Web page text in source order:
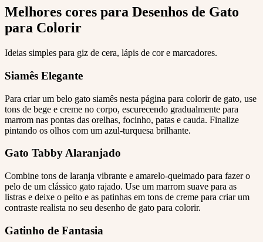
Melhores cores para Desenhos de Gato
para Colorir
Ideias simples para giz de cera, lápis de cor e marcadores.
Siamês Elegante
Para criar um belo gato siamês nesta página para colorir de gato, use
tons de bege e creme no corpo, escurecendo gradualmente para
marrom nas pontas das orelhas, focinho, patas e cauda. Finalize
pintando os olhos com um azul-turquesa brilhante.
Gato Tabby Alaranjado
Combine tons de laranja vibrante e amarelo-queimado para fazer o
pelo de um clássico gato rajado. Use um marrom suave para as
listras e deixe o peito e as patinhas em tons de creme para criar um
contraste realista no seu desenho de gato para colorir.
Gatinho de Fantasia